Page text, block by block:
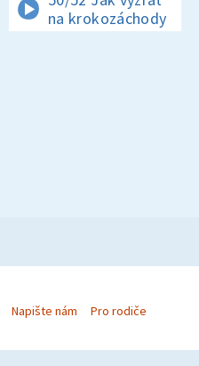
na krokozáchody
Napište nám Pro rodiče